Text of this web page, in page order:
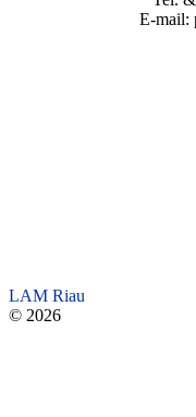
E-mail:
LAM Riau
© 2026